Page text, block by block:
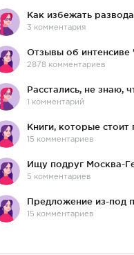
Как избежать развода
3 комментария
2878 комментариев
1 комментарий
15 комментариев
5 комментариев
15 комментариев